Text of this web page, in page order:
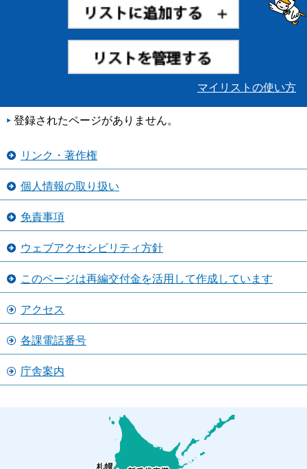
マイリストの使い方
登録されたページがありません。
リンク・著作権
個人情報の取り扱い
免責事項
ウェブアクセシビリティ方針
このページは再編交付金を活用して作成しています
アクセス
各課電話番号
庁舎案内